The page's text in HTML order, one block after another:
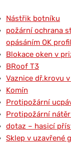
Nástřik botníku
požární ochrana
opásáním OK
Blokace oken v
BRoof T3
Vaznice dř.krovu
Komín
Protipožární
Protipožární nátěr
dotaz – hasicí
Sklep v uzavřené